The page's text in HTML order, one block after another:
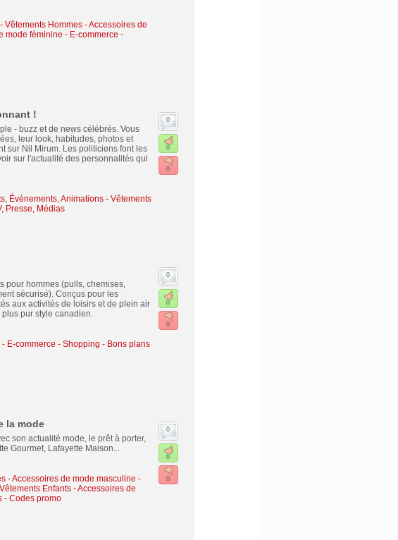
- Vêtements Hommes - Accessoires de
mode féminine - E-commerce -
!
- buzz et de news célébrés. Vous
leur look, habitudes, photos et
sur Nil Mirum. Les politiciens font les
sur l'actualité des personnalités qui
Événements, Animations- Vêtements
Presse, Médias
0
0
0
pour hommes (pulls, chemises,
sécurisé). Conçus pour les
aux activités de loisirs et de plein air
pur style canadien.
- E-commerce - Shopping - Bons plans
0
0
0
la mode
son actualité mode, le prêt à porter,
Gourmet, Lafayette Maison...
- Accessoires de mode masculine -
Vêtements Enfants - Accessoires de
- Codes promo
0
0
0